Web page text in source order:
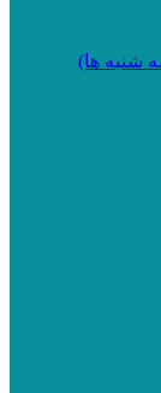
شنبه ها)